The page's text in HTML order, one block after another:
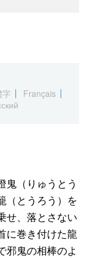
字
Français
鬼（りゅうとう
（とうろう）を
せ、落とさない
に巻き付けた龍
邪鬼の相棒のよ